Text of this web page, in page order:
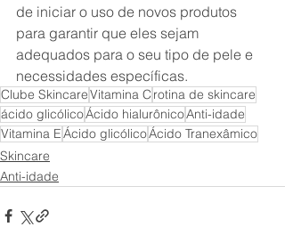
de iniciar o uso de novos produtos
para garantir que eles sejam
adequados para o seu tipo de pele e
necessidades específicas.
Clube SkincareVitamina C rotina de skincare
ácido glicólicoÁcido hialurônicoAnti-idade
Vitamina EÁcido glicólicoÁcido Tranexâmico
Skincare
Anti-idade